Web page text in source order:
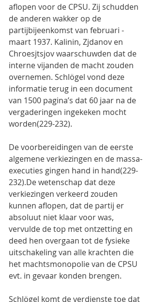
aflopen voor de CPSU. Zij schudden
de anderen wakker op de
partijbijeenkomst van februari -
maart 1937. Kalinin, Zjdanov en
Chroesjtsjov waarschuwden dat de
interne vijanden de macht zouden
overnemen. Schlögel vond deze
informatie terug in een document
van 1500 pagina’s dat 60 jaar na de
vergaderingen ingekeken mocht
worden(229-232).
De voorbereidingen van de eerste
algemene verkiezingen en de massa-
executies gingen hand in hand(229-
232).De wetenschap dat deze
verkiezingen verkeerd zouden
kunnen aflopen, dat de partij er
absoluut niet klaar voor was,
vervulde de top met ontzetting en
deed hen overgaan tot de fysieke
uitschakeling van alle krachten die
het machtsmonopolie van de CPSU
evt. in gevaar konden brengen.
Schlögel komt de verdienste toe dat